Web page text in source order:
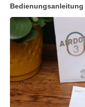
Bedienungsanleitung